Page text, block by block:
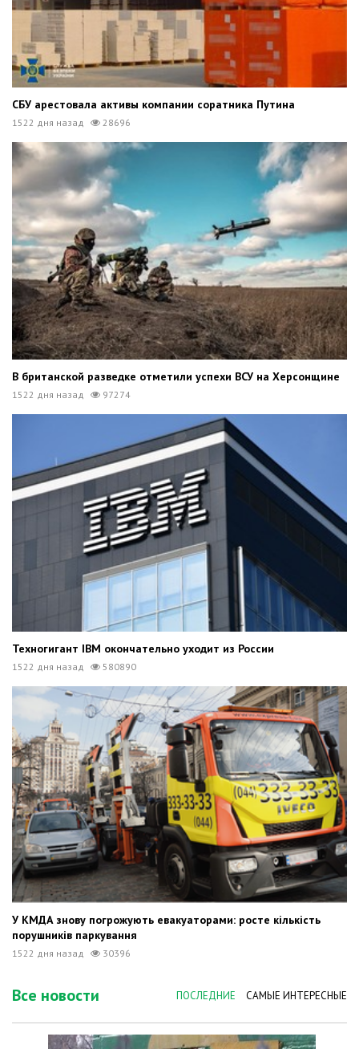
СБУ арестовала активы компании соратника Путина
1522 дня назад 28696
В британской разведке отметили успехи ВСУ на Херсонщине
1522 дня назад 97274
Техногигант IBM окончательно уходит из России
1522 дня назад 580890
У КМДА знову погрожують евакуаторами: росте кількість
порушників паркування
1522 дня назад 30396
Все новости ПОСЛЕДНИЕ САМЫЕ ИНТЕРЕСНЫЕ